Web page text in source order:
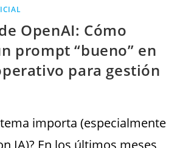
OpenAI: Cómo
prompt “bueno” en
para gestión
importa (especialmente